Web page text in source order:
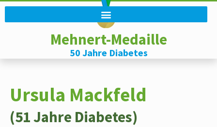
Mehnert-Medaille
50 Jahre Diabetes
Ursula Mackfeld
(51 Jahre Diabetes)